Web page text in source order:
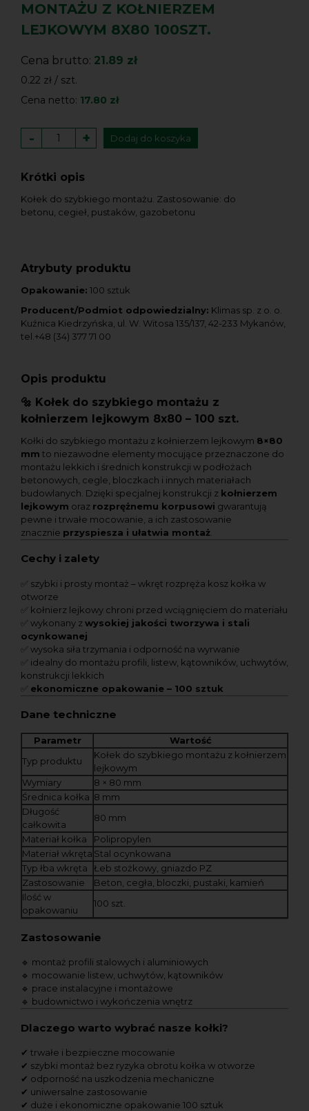
MONTAŻU Z KOŁNIERZEM
LEJKOWYM 8X80 100SZT.
Cena brutto: 21.89 zł
0.22 zł / szt.
Cena netto: 17.80 zł
- + Dodaj do koszyka
Krótki opis
Kołek do szybkiego montażu. Zastosowanie: do
betonu, cegieł, pustaków, gazobetonu
Atrybuty produktu
Opakowanie: 100 sztuk
Producent/Podmiot odpowiedzialny: Klimas sp. z o. o.
Kuźnica Kiedrzyńska, ul. W. Witosa 135/137, 42-233 Mykanów,
tel.+48 (34) 377 71 00
Opis produktu
🔩 Kołek do szybkiego montażu z
kołnierzem lejkowym 8x80 – 100 szt.
Kołki do szybkiego montażu z kołnierzem lejkowym 8×80
mm to niezawodne elementy mocujące przeznaczone do
montażu lekkich i średnich konstrukcji w podłożach
betonowych, cegle, bloczkach i innych materiałach
budowlanych. Dzięki specjalnej konstrukcji z kołnierzem
lejkowym oraz rozprężnemu korpusowi gwarantują
pewne i trwałe mocowanie, a ich zastosowanie
znacznie przyspiesza i ułatwia montaż.
Cechy i zalety
✅ szybki i prosty montaż – wkręt rozpręża kosz kołka w
otworze
✅ kołnierz lejkowy chroni przed wciągnięciem do materiału
✅ wykonany z wysokiej jakości tworzywa i stali
ocynkowanej
✅ wysoka siła trzymania i odporność na wyrwanie
✅ idealny do montażu profili, listew, kątowników, uchwytów,
konstrukcji lekkich
✅
ekonomiczne opakowanie – 100 sztuk
Dane techniczne
Parametr
Wartość
Typ produktu
Kołek do szybkiego montażu z kołnierzem
lejkowym
Wymiary
8 × 80 mm
Średnica kołka 8 mm
Długość
całkowita
80 mm
Materiał kołka
Polipropylen
Materiał wkręta Stal ocynkowana
Typ łba wkręta
Łeb stożkowy, gniazdo PZ
Zastosowanie
Beton, cegła, bloczki, pustaki, kamień
Ilość w
opakowaniu
100 szt.
Zastosowanie
🔹 montaż profili stalowych i aluminiowych
🔹 mocowanie listew, uchwytów, kątowników
🔹 prace instalacyjne i montażowe
🔹 budownictwo i wykończenia wnętrz
Dlaczego warto wybrać nasze kołki?
✔ trwałe i bezpieczne mocowanie
✔ szybki montaż bez ryzyka obrotu kołka w otworze
✔ odporność na uszkodzenia mechaniczne
✔ uniwersalne zastosowanie
✔ duże i ekonomiczne opakowanie 100 sztuk